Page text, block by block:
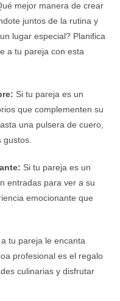
mejor manera de crear
juntos de la rutina y
lugar especial? Planifica
a tu pareja con esta
Si tu pareja es un
que complementen su
una pulsera de cuero,
Si tu pareja es un
entradas para ver a su
emocionante que
a tu pareja le encanta
profesional es el regalo
culinarias y disfrutar